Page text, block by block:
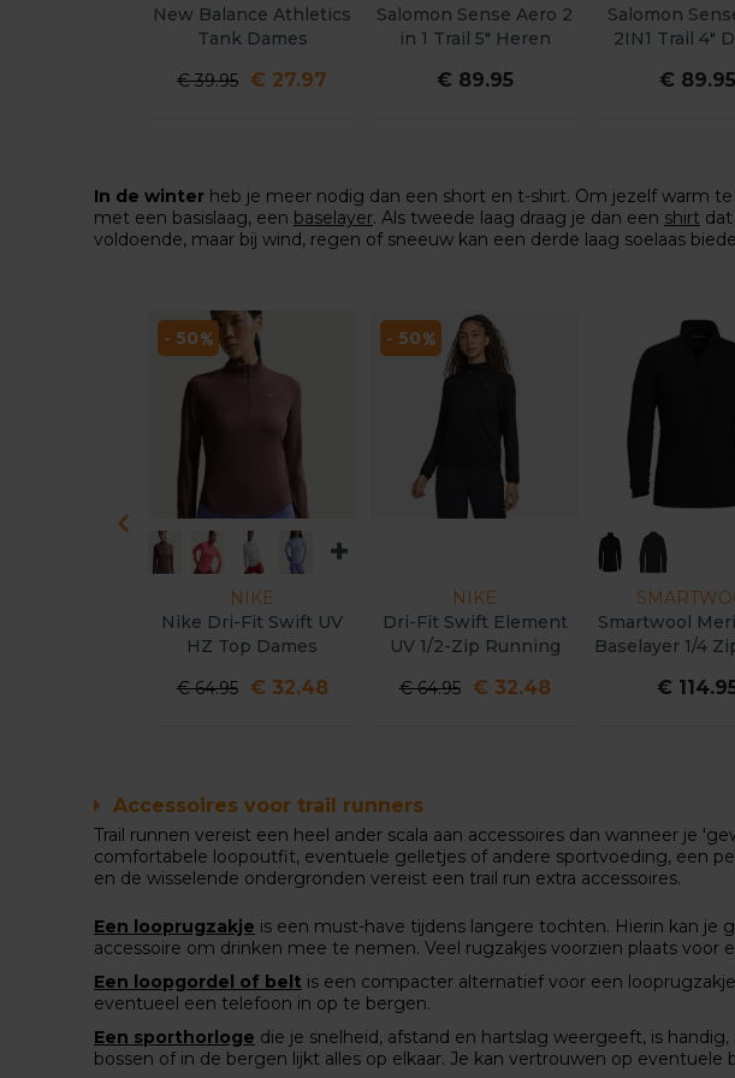
New Balance Athletics
Tank Dames
€ 39.95 € 27.97
Salomon Sense Aero 2
in 1 Trail 5" Heren
€ 89.95
Salomon
2IN1 Trail 4"
€ 89.95
In de winter heb je meer nodig dan een short en t-shirt. Om jezelf warm
met een basislaag, een baselayer. Als tweede laag draag je dan een shirt
voldoende, maar bij wind, regen of sneeuw kan een derde laag soelaas
NIKE
Nike Dri-Fit Swift UV
HZ Top Dames
€ 64.95 € 32.48
- 50
NIKE
Dri-Fit Swift Element
UV 1/2-Zip Running
€ 64.95 € 32.48
- 50
Smartwool
Baselayer 1/4
€
Accessoires voor trail runners
Trail runnen vereist een heel ander scala aan accessoires dan wanneer je
comfortabele loopoutfit, eventuele gelletjes of andere sportvoeding, een
en de wisselende ondergronden vereist een trail run extra accessoires.
Een looprugzakje is een must-have tijdens langere tochten. Hierin kan je
accessoire om drinken mee te nemen. Veel rugzakjes voorzien plaats voor
Een loopgordel of belt is een compacter alternatief voor een
eventueel een telefoon in op te bergen.
Een sporthorloge die je snelheid, afstand en hartslag weergeeft, is
bossen of in de bergen lijkt alles op elkaar. Je kan vertrouwen op